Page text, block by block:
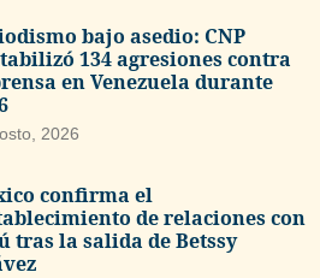
bajo asedio: CNP
134 agresiones contra
en Venezuela durante
2026
confirma el
de relaciones con
tras la salida de Betssy